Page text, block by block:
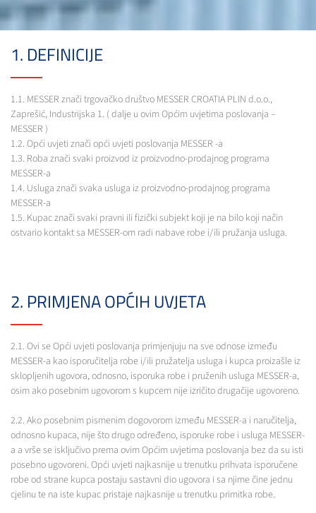
1. DEFINICIJE
1.1. MESSER znači trgovačko društvo MESSER CROATIA PLIN d.o.o.,
Zaprešić, Industrijska 1. ( dalje u ovim Općim uvjetima poslovanja –
MESSER )
1.2. Opći uvjeti znači opći uvjeti poslovanja MESSER -a
1.3. Roba znači svaki proizvod iz proizvodno-prodajnog programa
MESSER-a
1.4. Usluga znači svaka usluga iz proizvodno-prodajnog programa
MESSER-a
1.5. Kupac znači svaki pravni ili fizički subjekt koji je na bilo koji način
ostvario kontakt sa MESSER-om radi nabave robe i/ili pružanja usluga.
2. PRIMJENA OPĆIH UVJETA
2.1. Ovi se Opći uvjeti poslovanja primjenjuju na sve odnose između
MESSER-a kao isporučitelja robe i/ili pružatelja usluga i kupca proizašle iz
sklopljenih ugovora, odnosno, isporuka robe i pruženih usluga MESSER-a,
osim ako posebnim ugovorom s kupcem nije izričito drugačije ugovoreno.
2.2. Ako posebnim pismenim dogovorom između MESSER-a i naručitelja,
odnosno kupaca, nije što drugo određeno, isporuke robe i usluga MESSER-
a a vrše se isključivo prema ovim Općim uvjetima poslovanja bez da su isti
posebno ugovoreni. Opći uvjeti najkasnije u trenutku prihvata isporučene
robe od strane kupca postaju sastavni dio ugovora i sa njime čine jednu
cjelinu te na iste kupac pristaje najkasnije u trenutku primitka robe.